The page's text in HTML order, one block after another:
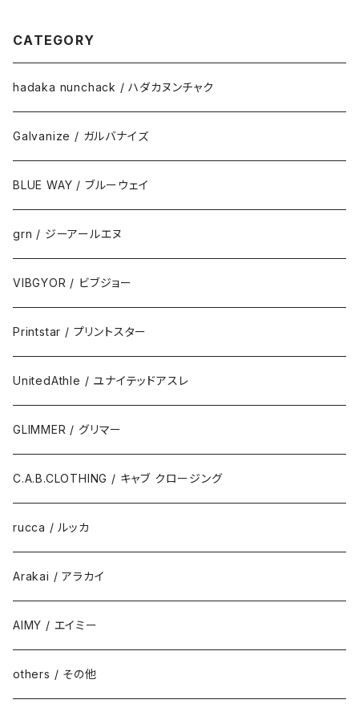
ケット付き T/Cポロシャツ 5.8
CATEGORY
hadaka nunchack / ハダカヌンチャク
Galvanize / ガルバナイズ
BLUE WAY / ブルーウェイ
grn / ジーアールエヌ
VIBGYOR / ビブジョー
Printstar / プリントスター
UnitedAthle / ユナイテッドアスレ
GLIMMER / グリマー
C.A.B.CLOTHING / キャブ クロージング
rucca / ルッカ
Arakai / アラカイ
AIMY / エイミー
others / その他